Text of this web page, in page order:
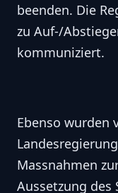
beenden. Die
zu Auf-/
kommuniziert.
Ebenso wurden
Massnahmen
Aussetzung